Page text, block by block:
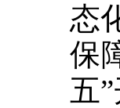
态
保
五